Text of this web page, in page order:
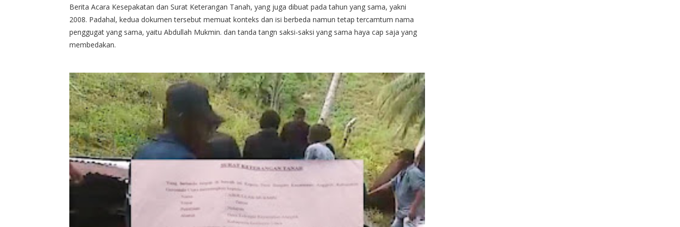
Berita Acara Kesepakatan dan Surat Keterangan Tanah, yang juga dibuat pada tahun yang sama, yakni
2008. Padahal, kedua dokumen tersebut memuat konteks dan isi berbeda namun tetap tercamtum nama
penggugat yang sama, yaitu Abdullah Mukmin. dan tanda tangn saksi-saksi yang sama haya cap saja yang
membedakan.